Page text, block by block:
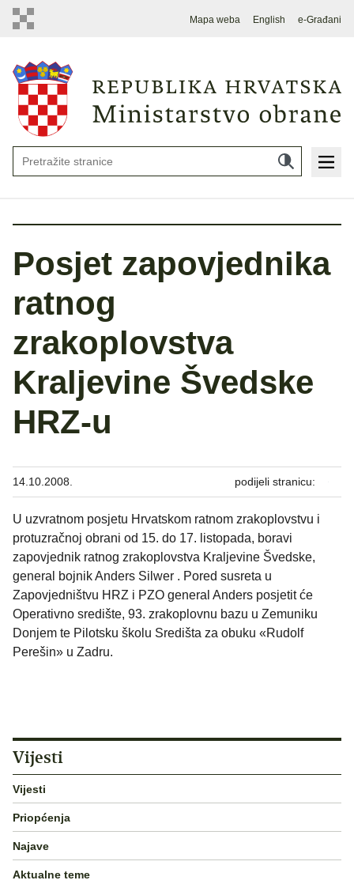
Mapa weba English e-Građani
Posjet zapovjednika
ratnog
zrakoplovstva
Kraljevine Švedske
HRZ-u
14.10.2008. podijeli stranicu:
U uzvratnom posjetu Hrvatskom ratnom zrakoplovstvu i
protuzračnoj obrani od 15. do 17. listopada, boravi
zapovjednik ratnog zrakoplovstva Kraljevine Švedske,
general bojnik Anders Silwer . Pored susreta u
Zapovjedništvu HRZ i PZO general Anders posjetit će
Operativno središte, 93. zrakoplovnu bazu u Zemuniku
Donjem te Pilotsku školu Središta za obuku «Rudolf
Perešin» u Zadru.
Vijesti
Vijesti
Priopćenja
Najave
Aktualne teme